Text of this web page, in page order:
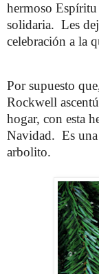
hermoso
solidaria. Les
celebración a la
Por supuesto
Rockwell
hogar, con esta
Navidad. Es
arbolito.